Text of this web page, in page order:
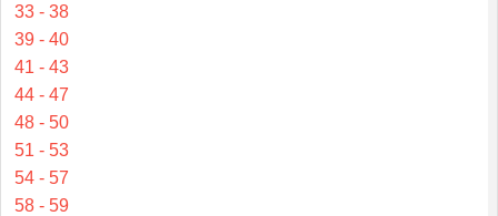
33 - 38
39 - 40
41 - 43
44 - 47
48 - 50
51 - 53
54 - 57
58 - 59